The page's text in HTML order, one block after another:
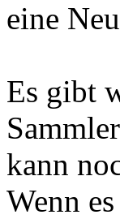
eine
Es gibt
kann
Wenn